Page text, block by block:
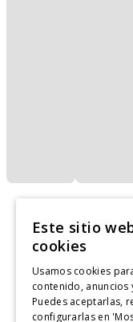
Legal
Cuenta
Este sitio
cookies
Usamos cookies
contenido, anuncios
Puedes aceptarlas,
configurarlas en